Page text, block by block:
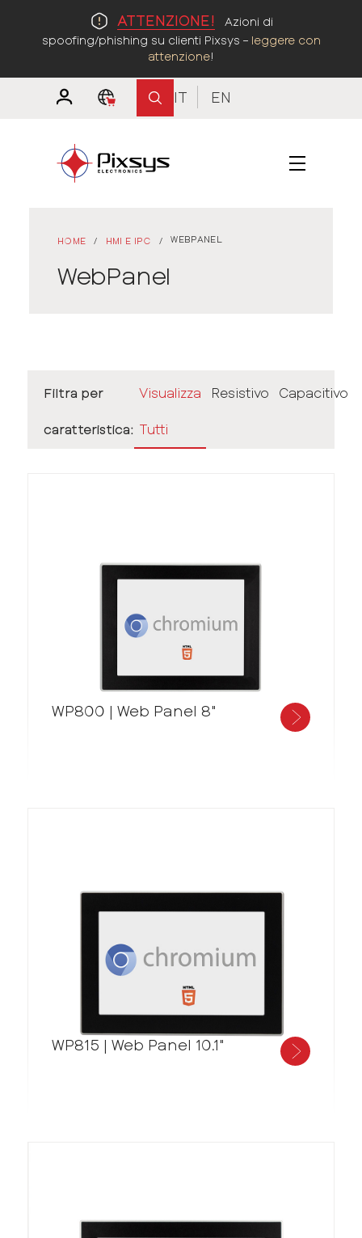
ATTENZIONE!
Azioni di
spoofing/phishing su clienti Pixsys – leggere con
attenzione!
IT EN
HOME / HMI E IPC / WEBPANEL
WebPanel
Filtra per
caratteristica:
Visualizza
Tutti
Resistivo Capacitivo
WP800 | Web Panel 8"
WP815 | Web Panel 10.1"